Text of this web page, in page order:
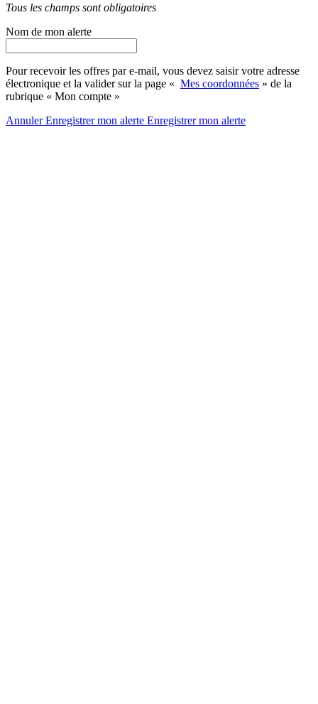
Tous les champs sont obligatoires
Nom de mon alerte
Pour recevoir les offres par e-mail, vous devez saisir votre adresse
électronique et la valider sur la page « Mes coordonnées » de la
rubrique « Mon compte »
AnnulerEnregistrer mon alerte Enregistrermon alerte